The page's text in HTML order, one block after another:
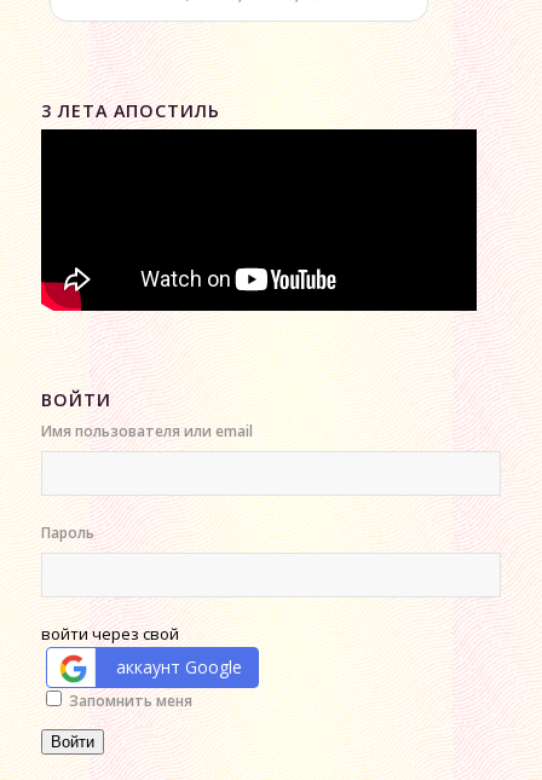
3 ЛЕТА АПОСТИЛЬ
ВОЙТИ
Имя пользователя или email
Пароль
войти через свой
аккаунт Google
Alternative:
Запомнить меня
Войти